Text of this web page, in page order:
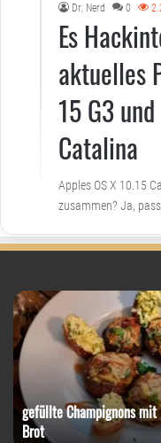
Dr. Nerd 0
Es
aktuelles
15 G3
Catalina
Apples OS X 10.15
zusammen? Ja,
gefüllte Champignons mit
Brot